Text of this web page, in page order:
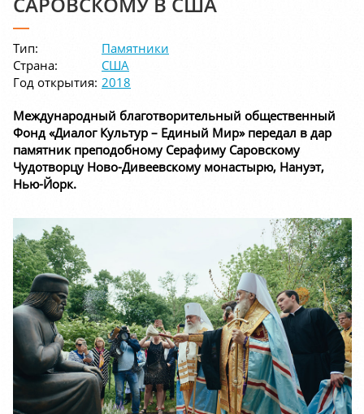
Тип:
Памятники
Страна:
США
Год открытия: 2018
Международный благотворительный общественный
Фонд «Диалог Культур – Единый Мир» передал в дар
памятник преподобному Серафиму Саровскому
Чудотворцу Ново-Дивеевскому монастырю, Нануэт,
Нью-Йорк.